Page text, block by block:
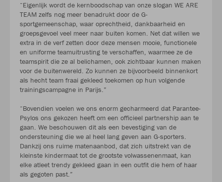
“Eigenlijk wordt de kernboodschap van onze slogan WE ARE
TEAM zelfs nog meer benadrukt door de G-
sportgemeenschap, waar oprechtheid, dankbaarheid en
groepsgevoel veel meer naar buiten komen. Net dat willen we
extra in de verf zetten door deze mensen mooie, functionele
en uniforme teamuitrusting te verschaffen, waarmee ze de
teamspirit die ze al belichamen, ook zichtbaar kunnen maken
voor de buitenwereld. Zo kunnen ze bijvoorbeeld binnenkort
als hecht team fraai gekleed toekomen op hun volgende
trainingscampagne in Parijs.”
“Bovendien voelen we ons enorm gecharmeerd dat Parantee-
Psylos ons gekozen heeft om een officieel partnership aan te
gaan. We beschouwen dit als een bevestiging van de
ondersteuning die we al heel lang geven aan G-sporters.
Dankzij ons ruime matenaanbod, dat zich uitstrekt van de
kleinste kindermaat tot de grootste volwassenenmaat, kan
elke atleet trendy gekleed gaan in een outfit die hem of haar
als gegoten past.”